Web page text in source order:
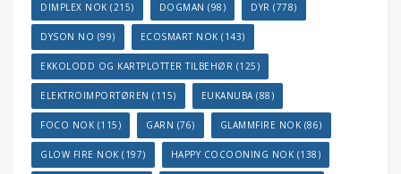
DIMPLEX NOK (215) DOGMAN (98) DYR (778)
DYSON NO (99) ECOSMART NOK (143)
EKKOLODD OG KARTPLOTTER TILBEHØR (125)
ELEKTROIMPORTØREN (115) EUKANUBA(88)
FOCO NOK (115) GARN (76) GLAMMFIRE NOK (86)
GLOW FIRE NOK (197) HAPPY COCOONING NOK (138)